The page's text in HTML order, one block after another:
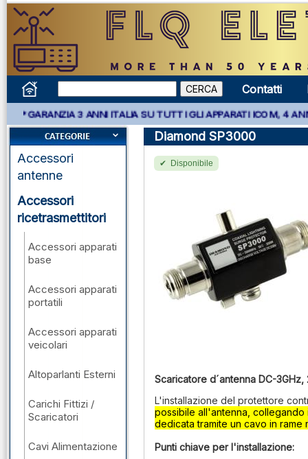
Contatti
GARANZIA 3 ANNI ITALIA SU TUTTI GLI APPARATI ICOM, 4 ANNI
Accessori
antenne
Accessori
ricetrasmettitori
Accessori apparati
base
Accessori apparati
portatili
Accessori apparati
veicolari
Altoparlanti Esterni
Carichi Fittizi /
Scaricatori
Cavi Alimentazione
Diamond SP3000
Disponibile
Scaricatore d´antenna DC-3GHz,
L'installazione del protettore
possibile all'antenna, collegando
dedicata tramite un cavo in
Punti chiave per l'installazione: